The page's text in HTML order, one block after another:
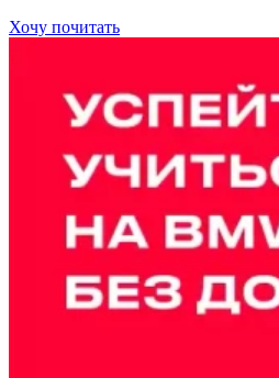
Хочу почитать